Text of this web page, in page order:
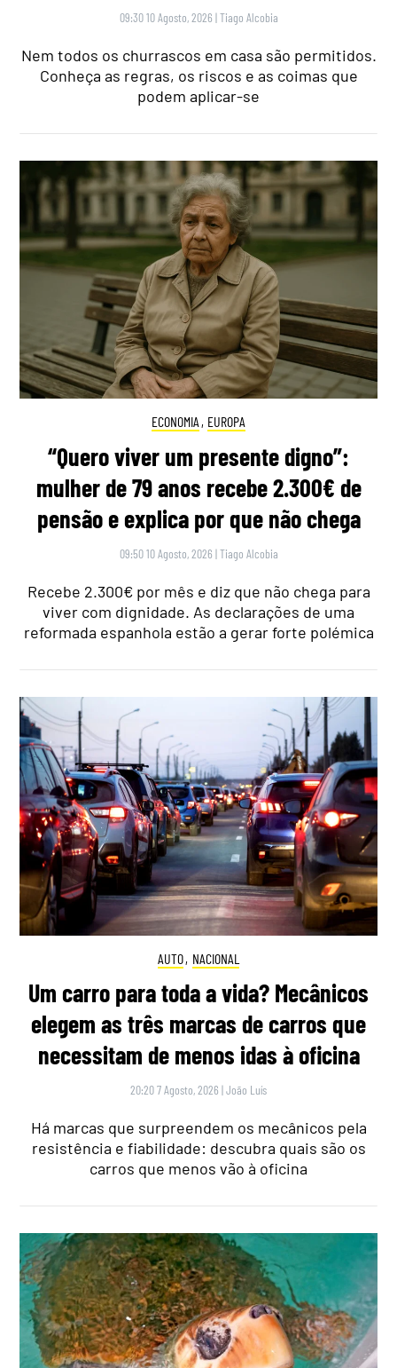
09:30 10 Agosto, 2026 |Tiago Alcobia
Nem todos os churrascos em casa são permitidos.
Conheça as regras, os riscos e as coimas que
podem aplicar-se
ECONOMIA , EUROPA
“Quero viver um presente digno”:
mulher de 79 anos recebe 2.300€ de
pensão e explica por que não chega
09:50 10 Agosto, 2026 |Tiago Alcobia
Recebe 2.300€ por mês e diz que não chega para
viver com dignidade. As declarações de uma
reformada espanhola estão a gerar forte polémica
AUTO, NACIONAL
Um carro para toda a vida? Mecânicos
elegem as três marcas de carros que
necessitam de menos idas à oficina
20:20 7 Agosto, 2026 |João Luís
Há marcas que surpreendem os mecânicos pela
resistência e fiabilidade: descubra quais são os
carros que menos vão à oficina